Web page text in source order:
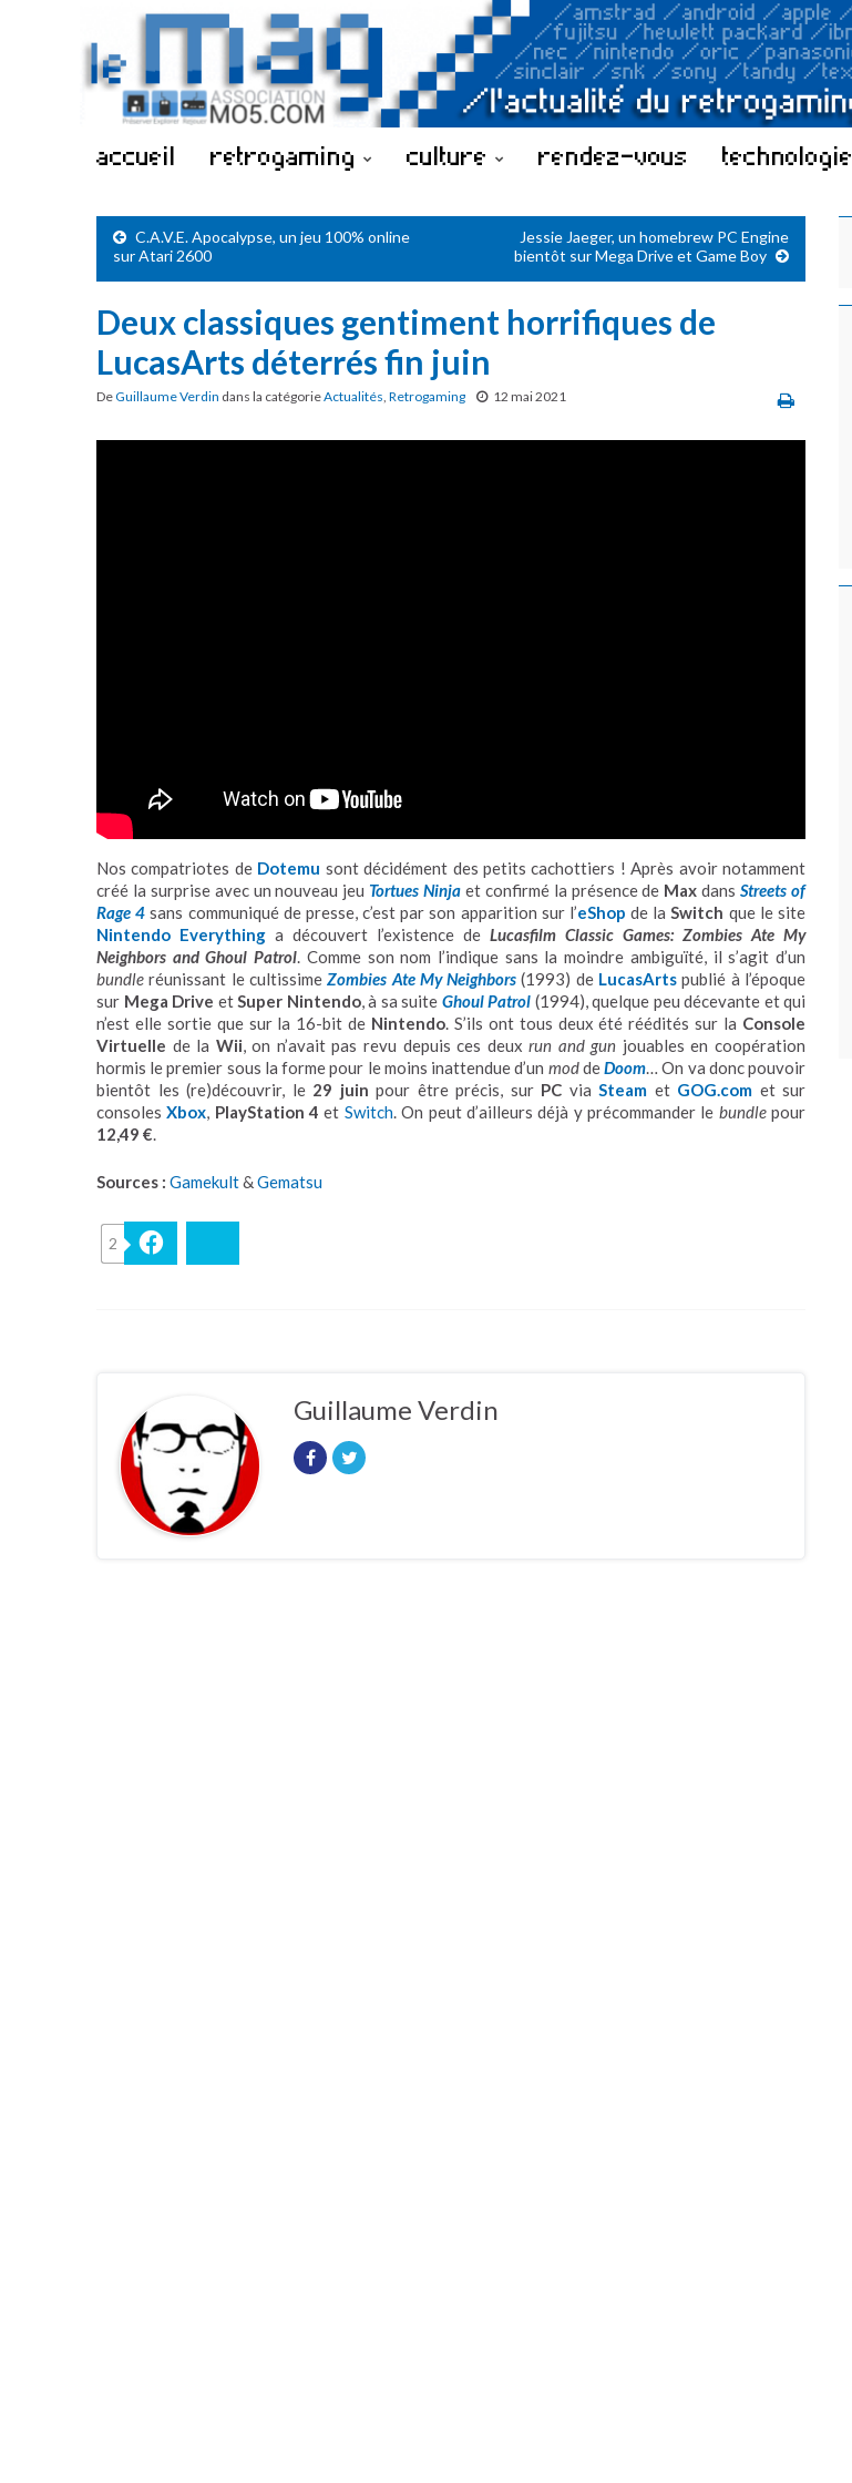
accueil retrogaming culture rendez-vous technologie
C.A.V.E. Apocalypse, un jeu 100% online
sur Atari 2600
Jessie Jaeger, un homebrew PC Engine
bientôt sur Mega Drive et Game Boy
Deux classiques gentiment horrifiques de
LucasArts déterrés fin juin
DeGuillaume Verdin dans la catégorieActualités, Retrogaming 12 mai 2021
Nos compatriotes de Dotemu sont décidément des petits cachottiers ! Après avoir notamment
créé la surprise avec un nouveau jeu Tortues Ninja et confirmé la présence de Max dansStreets of
Rage 4 sans communiqué de presse, c’est par son apparition sur l’eShop de laSwitch que le site
Nintendo Everything a découvert l’existence de Lucasfilm Classic Games: Zombies Ate My
Neighbors and Ghoul Patrol. Comme son nom l’indique sans la moindre ambiguïté, il s’agit d’un
bundle réunissant le cultissimeZombies Ate My Neighbors (1993) de LucasArts publié à l’époque
sur Mega Drive etSuper Nintendo, à sa suite Ghoul Patrol (1994), quelque peu décevante et qui
n’est elle sortie que sur la 16-bit de Nintendo. S’ils ont tous deux été réédités sur la Console
Virtuelle de la Wii, on n’avait pas revu depuis ces deuxrun and gun jouables en coopération
hormis le premier sous la forme pour le moins inattendue d’un moddeDoom… On va donc pouvoir
bientôt les (re)découvrir, le 29 juin pour être précis, sur PC via Steam et GOG.com et sur
consolesXbox, PlayStation 4 et Switch. On peut d’ailleurs déjà y précommander le bundlepour
12,49 €.
Sources : Gamekult&Gematsu
2
Guillaume Verdin